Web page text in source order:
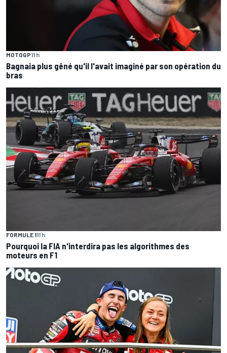
MOTOGP11 h
Bagnaia plus gêné qu'il l'avait imaginé par son opération du
bras
FORMULE 111 h
Pourquoi la FIA n'interdira pas les algorithmes des
moteurs en F1